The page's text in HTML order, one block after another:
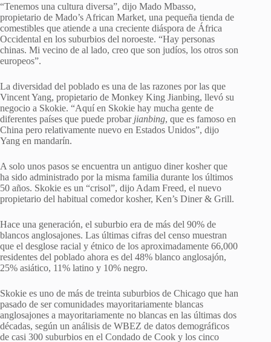
“Tenemos una cultura diversa”, dijo Mado Mbasso,
propietario de Mado’s African Market, una pequeña tienda de
comestibles que atiende a una creciente diáspora de África
Occidental en los suburbios del noroeste. “Hay personas
chinas. Mi vecino de al lado, creo que son judíos, los otros son
europeos”.
La diversidad del poblado es una de las razones por las que
Vincent Yang, propietario de Monkey King Jianbing, llevó su
negocio a Skokie. “Aquí en Skokie hay mucha gente de
diferentes países que puede probar jianbing, que es famoso en
China pero relativamente nuevo en Estados Unidos”, dijo
Yang en mandarín.
A solo unos pasos se encuentra un antiguo diner kosher que
ha sido administrado por la misma familia durante los últimos
50 años. Skokie es un “crisol”, dijo Adam Freed, el nuevo
propietario del habitual comedor kosher, Ken’s Diner & Grill.
Hace una generación, el suburbio era de más del 90% de
blancos anglosajones. Las últimas cifras del censo muestran
que el desglose racial y étnico de los aproximadamente 66,000
residentes del poblado ahora es del 48% blanco anglosajón,
25% asiático, 11% latino y 10% negro.
Skokie es uno de más de treinta suburbios de Chicago que han
pasado de ser comunidades mayoritariamente blancas
anglosajones a mayoritariamente no blancas en las últimas dos
décadas, según un análisis de WBEZ de datos demográficos
de casi 300 suburbios en el Condado de Cook y los cinco